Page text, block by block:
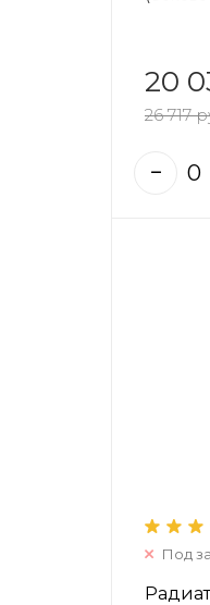
20
26 717
Под